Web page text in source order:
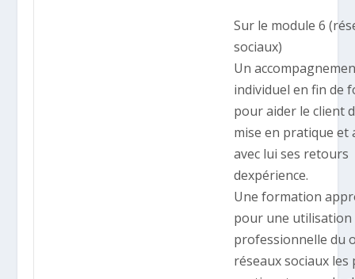
Sur le module 6
sociaux)
Un
individuel en fin de
pour aider le client
mise en pratique et
avec lui ses retours
dexpérience.
Une formation
pour une utilisation
professionnelle du
réseaux sociaux les